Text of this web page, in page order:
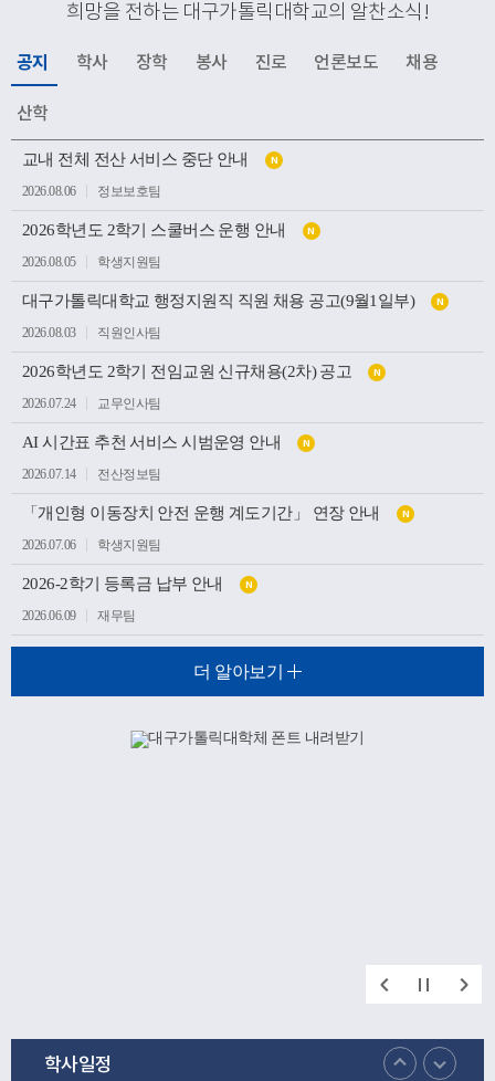
성캠퍼스 주요 시설을 둘러보며 학생들의 교육과 생활이
간직한 공간부터 미래 산업 인재 양성을 위한 교육시설까
지 폭넓게 방문하며 우리 대학의 교육환경과 발전상을 확
인했다.이번 방문은 사랑과 봉사의 교육이념을 바탕으로
인재를 양성해 온 우리 대학의 교육 방향을 공유하고, 교구
와 대학이 미래 발전을 위해 지속적으로 협력하는 뜻깊은
계기가 되었다.
희망을 전하는 대구가톨릭대학교의 알찬소식 !
공지 학사 장학 봉사 진로 언론보도 채용
산학
지
식
목
록
교내 전체 전산 서비스 중단 안내 N
2026.08.06 정보보호팀
2026학년도 2학기 스쿨버스 운행 안내 N
2026.08.05 학생지원팀
대구가톨릭대학교 행정지원직 직원 채용 공고(9월1일부) N
2026.08.03 직원인사팀
2026학년도 2학기 전임교원 신규채용(2차) 공고 N
2026.07.24 교무인사팀
AI 시간표 추천 서비스 시범운영 안내 N
2026.07.14 전산정보팀
「개인형 이동장치 안전 운행 계도기간」 연장 안내 N
2026.07.06 학생지원팀
2026-2학기 등록금 납부 안내 N
2026.06.09 재무팀
더 알아보기
학사일정